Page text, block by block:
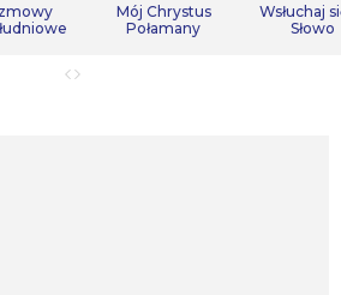
Mój Chrystus
Połamany
Wsłuchaj
Słowo